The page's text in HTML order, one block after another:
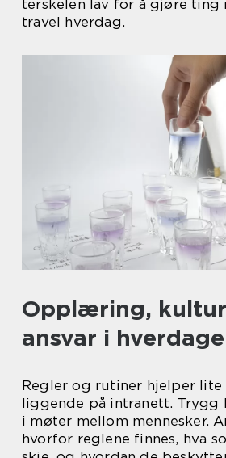
terskelen lav for å gjøre ting
travel hverdag.
Opplæring,
ansvar i
Regler og rutiner hjelper
liggende på intranett. Trygg
i møter mellom mennesker.
hvorfor reglene finnes, hva